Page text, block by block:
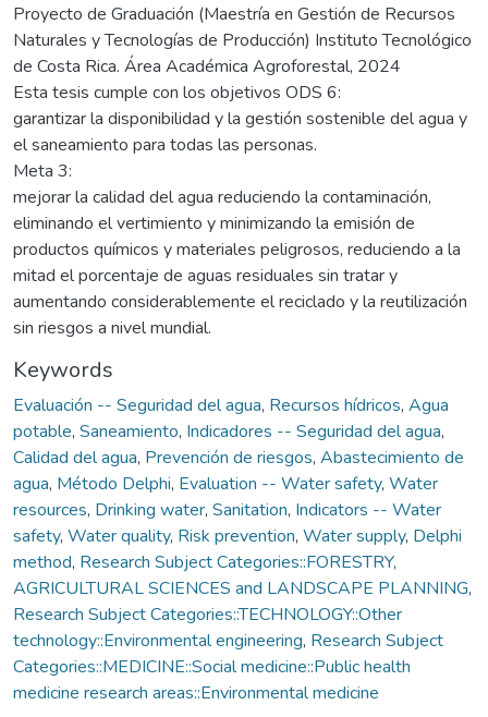
Proyecto de Graduación (Maestría en Gestión de Recursos
Naturales y Tecnologías de Producción) Instituto Tecnológico
de Costa Rica. Área Académica Agroforestal, 2024
Esta tesis cumple con los objetivos ODS 6:
garantizar la disponibilidad y la gestión sostenible del agua y
el saneamiento para todas las personas.
Meta 3:
mejorar la calidad del agua reduciendo la contaminación,
eliminando el vertimiento y minimizando la emisión de
productos químicos y materiales peligrosos, reduciendo a la
mitad el porcentaje de aguas residuales sin tratar y
aumentando considerablemente el reciclado y la reutilización
sin riesgos a nivel mundial.
Keywords
Evaluación -- Seguridad del agua, Recursos hídricos, Agua
potable, Saneamiento, Indicadores -- Seguridad del agua,
Calidad del agua, Prevención de riesgos, Abastecimiento de
agua, Método Delphi, Evaluation -- Water safety, Water
resources, Drinking water, Sanitation, Indicators -- Water
safety, Water quality, Risk prevention, Water supply, Delphi
method, Research Subject Categories::FORESTRY,
AGRICULTURAL SCIENCES and LANDSCAPE PLANNING,
Research Subject Categories::TECHNOLOGY::Other
technology::Environmental engineering, Research Subject
Categories::MEDICINE::Social medicine::Public health
medicine research areas::Environmental medicine